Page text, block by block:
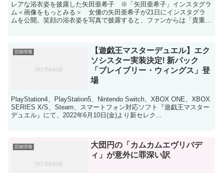
レアな浴衣姿を披露した矢田亜希子 ※「矢田亜希子」インスタグラ
ム＜画像をもっとみる＞ 女優の矢田亜希子が21日にインスタグラ
ムを公開。笑顔の浴衣姿を写真で披露すると、ファンからは「貴重
芸能情報
【遊戯王マスターデュエル】エク
ソシスター実装決定! 新パック
「ブレイブリー・ウィングス」登
場
PlayStation4、PlayStation5、Nintendo Switch、XBOX ONE、XBOX
SERIES X/S、Steam、スマートフォン対応ソフト『遊戯王マスター
デュエル』にて、2022年6月10日(金)より新セレク...
芸能情報
大団円の「カムカムエヴリバデ
ィ」が意外に罪深い訳